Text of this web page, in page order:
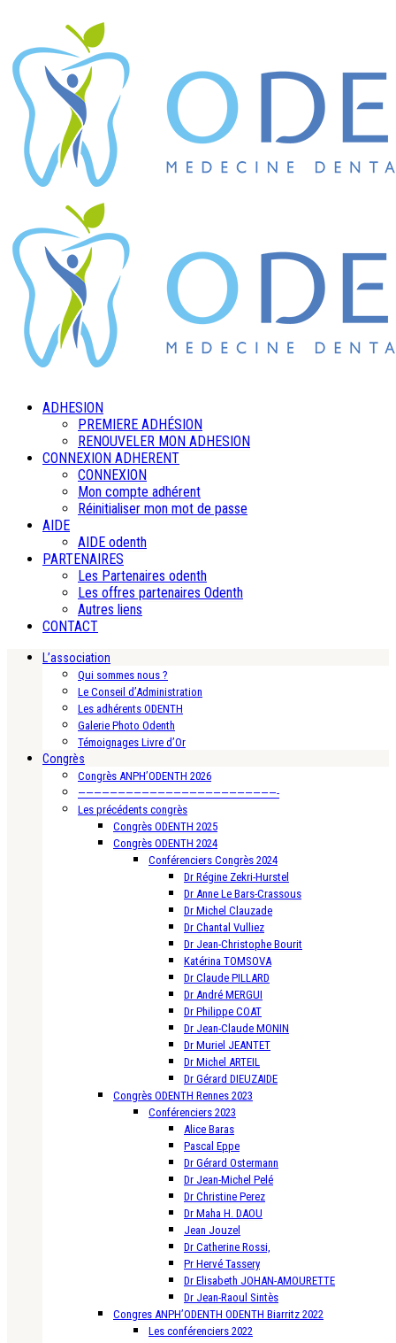
ADHESION
PREMIERE ADHÉSION
RENOUVELER MON ADHESION
CONNEXION ADHERENT
CONNEXION
Mon compte adhérent
Réinitialiser mon mot de passe
AIDE
AIDE odenth
PARTENAIRES
Les Partenaires odenth
Les offres partenaires Odenth
Autres liens
CONTACT
L’association
Qui sommes nous ?
Le Conseil d’Administration
Les adhérents ODENTH
Galerie Photo Odenth
Témoignages Livre d’Or
Congrès
Congrès ANPH’ODENTH 2026
—————————————————————————-
Les précédents congrès
Congrès ODENTH 2025
Congrès ODENTH 2024
Conférenciers Congrès 2024
Dr Régine Zekri-Hurstel
Dr Anne Le Bars-Crassous
Dr Michel Clauzade
Dr Chantal Vulliez
Dr Jean-Christophe Bourit
Katérina TOMSOVA
Dr Claude PILLARD
Dr André MERGUI
Dr Philippe COAT
Dr Jean-Claude MONIN
Dr Muriel JEANTET
Dr Michel ARTEIL
Dr Gérard DIEUZAIDE
Congrès ODENTH Rennes 2023
Conférenciers 2023
Alice Baras
Pascal Eppe
Dr Gérard Ostermann
Dr Jean-Michel Pelé
Dr Christine Perez
Dr Maha H. DAOU
Jean Jouzel
Dr Catherine Rossi,
Pr Hervé Tassery
Dr Elisabeth JOHAN-AMOURETTE
Dr Jean-Raoul Sintès
Congres ANPH’ODENTH ODENTH Biarritz 2022
Les conférenciers 2022